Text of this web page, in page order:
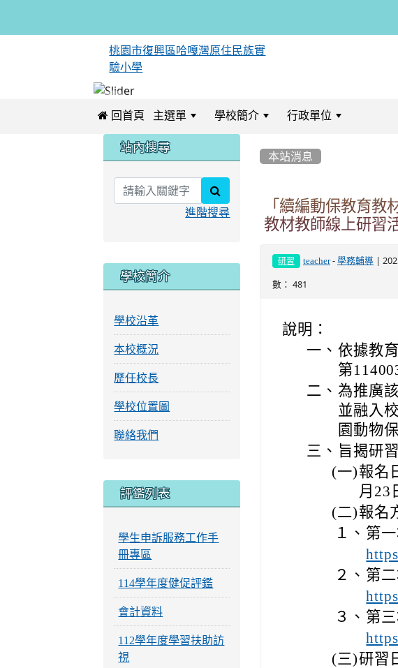
桃園市復興區哈嘎灣原住民族實
驗小學
 回首頁 主選單 學校簡介 行政單位
本站消息
「續編動保教育教
教材教師線上研習
研習 teacher- 學務輔導 |
數： 481
說明：
一、 依據教
第
二、 為推廣
並融入
園動物
三、 旨揭研
(一)報名
月23
(二)報名
１、 第
２、 第
３、 第
(三)研習
站內搜尋
進階搜尋
學校簡介
學校沿革
本校概況
歷任校長
學校位置圖
聯絡我們
評鑑列表
學生申訴服務工作手
冊專區
114學年度健促評鑑
會計資料
112學年度學習扶助訪
視